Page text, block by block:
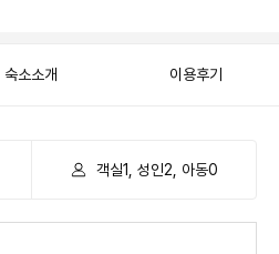
숙소소개 이용후기
객실1, 성인2, 아동0